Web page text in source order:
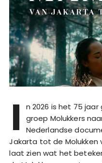
I
n 2026 is het 75
groep Molukkers
Nederlandse
Jakarta tot de Molukken
laat zien wat het